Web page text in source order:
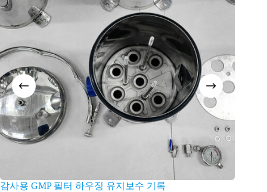
감사용 GMP 필터 하우징 유지보수 기록